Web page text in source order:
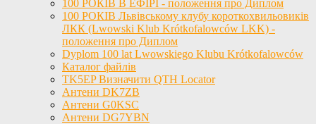
100 РОКІВ В ЕФІРІ - положення про Диплом
100 РОКІВ Львівському клубу короткохвильовиків
ЛКК (Lwowski Klub Krótkofalowców LKK) -
положення про Диплом
Dyplom 100 lat Lwowskiego Klubu Krótkofalowców
Каталог файлів
TK5EP Визначити QTH Locator
Антени DK7ZB
Антени G0KSC
Антени DG7YBN